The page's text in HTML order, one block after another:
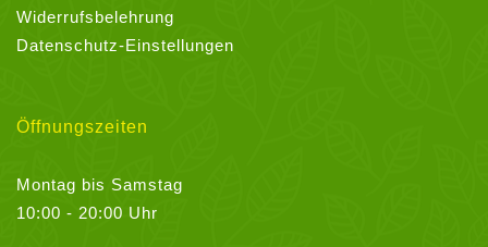
Widerrufsbelehrung
Datenschutz-Einstellungen
Öffnungszeiten
Montag bis Samstag
10:00 - 20:00 Uhr